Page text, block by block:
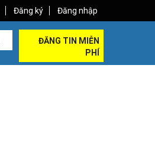
Đăng ký Đăng nhập
ĐĂNG TIN MIỄN
PHÍ